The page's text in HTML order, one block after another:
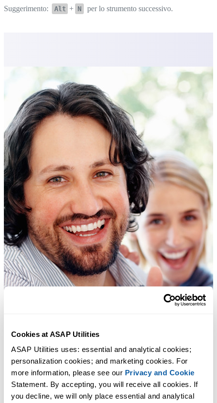
Cookies at ASAP Utilities
ASAP Utilities uses: essential and analytical cookies;
personalization cookies; and marketing cookies. For
more information, please see our Privacy and Cookie
Statement. By accepting, you will receive all cookies. If
you decline, we will only place essential and analytical
Suggerimento: Alt + N per lo strumento successivo.